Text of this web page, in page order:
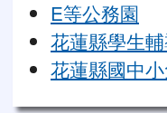
E等公務園
花蓮縣學生
花蓮縣國中